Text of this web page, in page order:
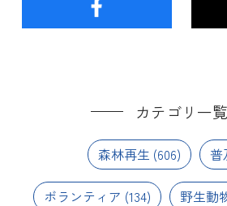
カテゴリ一覧
森林再生 (606) 普
ボランティア (134) 野生動